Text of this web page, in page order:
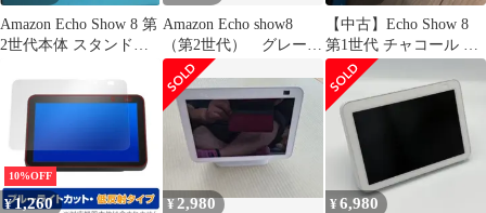
Amazon Echo Show 8 第
2世代本体 スタンド付
Amazon Echo show8
（第2世代） グレーシ
ャーホワイト
【中古】Echo Show 8
第1世代 チャコール 外
部入出力端子あり
10%OFF
¥1,260 ¥2,980 ¥6,980